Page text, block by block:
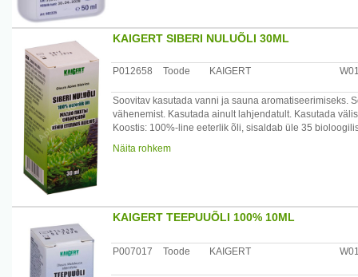
Pakend: 50 ml ja 250ml pudelid pihustiga
Päritoluriik: Saksamaa
KAIGERT SIBERI NULUÕLI 30ML
P012658 Toode KAIGERT
Soovitav kasutada vanni ja sauna aromatiseerimiseks.
vähenemist. Kasutada ainult lahjendatult. Kasutada
Koostis: 100%-line eeterlik õli, sisaldab üle 35
Näita rohkem
KAIGERT TEEPUUÕLI 100% 10ML
P007017 Toode KAIGERT